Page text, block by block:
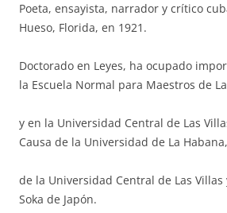
Poeta, ensayista, narrador y crítico
Hueso, Florida, en 1921.
Doctorado en Leyes, ha ocupado
la Escuela Normal para Maestros de
y en la Universidad Central de Las
Causa de la Universidad de La Habana,
de la Universidad Central de Las
Soka de Japón.